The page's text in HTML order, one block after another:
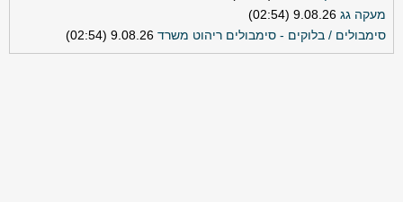
מעקה גג 9.08.26 (02:54)
סימבולים / בלוקים - סימבולים ריהוט משרד 9.08.26 (02:54)